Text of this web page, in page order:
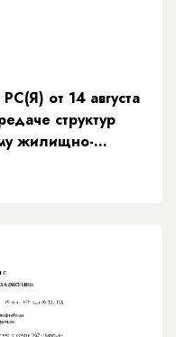
от 14 августа
структур
жилищно-